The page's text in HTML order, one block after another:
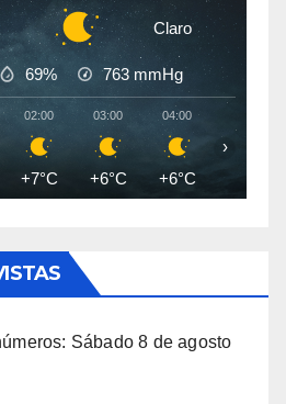
Claro
69% 763 mmHg
02:00
+7°C
03:00
+6°C
04:00
+6°C +6°C
›
Sábado 8 de agosto